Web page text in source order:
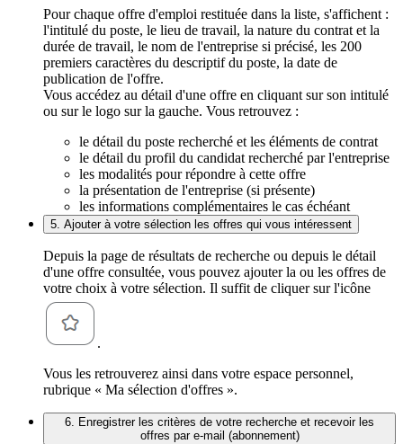
Pour chaque offre d'emploi restituée dans la liste, s'affichent :
l'intitulé du poste, le lieu de travail, la nature du contrat et la
durée de travail, le nom de l'entreprise si précisé, les 200
premiers caractères du descriptif du poste, la date de
publication de l'offre.
Vous accédez au détail d'une offre en cliquant sur son intitulé
ou sur le logo sur la gauche. Vous retrouvez :
le détail du poste recherché et les éléments de contrat
le détail du profil du candidat recherché par l'entreprise
les modalités pour répondre à cette offre
la présentation de l'entreprise (si présente)
les informations complémentaires le cas échéant
5. Ajouter à votre sélection les offres qui vous intéressent
Depuis la page de résultats de recherche ou depuis le détail
d'une offre consultée, vous pouvez ajouter la ou les offres de
votre choix à votre sélection. Il suffit de cliquer sur l'icône
.
Vous les retrouverez ainsi dans votre espace personnel,
rubrique « Ma sélection d'offres ».
6. Enregistrer les critères de votre recherche et recevoir les
offres par e-mail (abonnement)